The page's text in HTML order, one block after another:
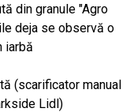
din granule "Agro
deja se observă o
iarbă
(scarificator manual
Lidl)